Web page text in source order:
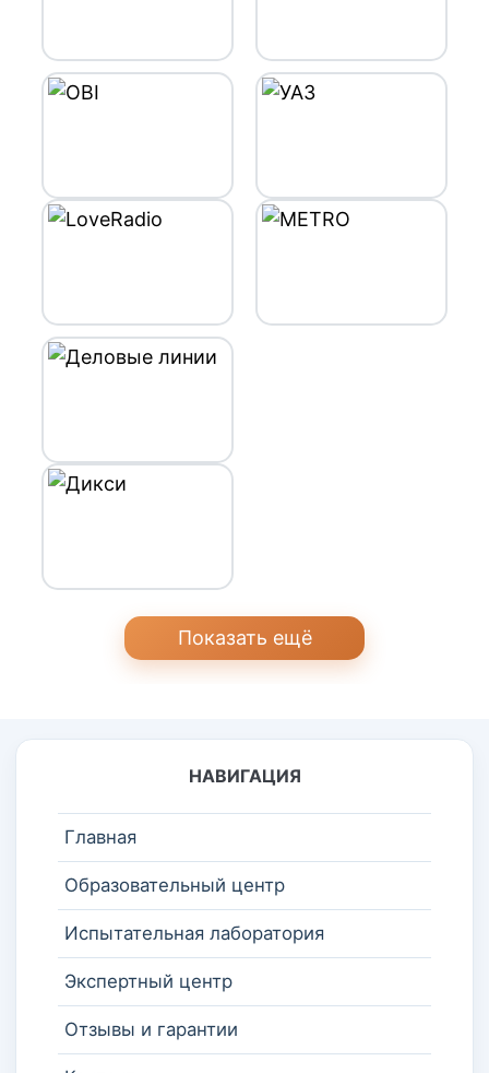
Показать ещё
НАВИГАЦИЯ
Главная
Образовательный центр
Испытательная лаборатория
Экспертный центр
Отзывы и гарантии